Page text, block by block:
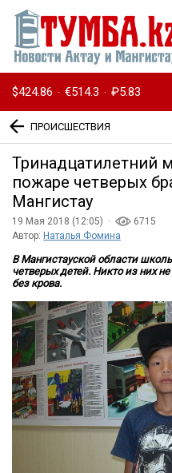
$424.86 · €514.3 · ₽5.83
ПРОИСШЕСТВИЯ
Тринадцатилетний
пожаре четверых
Мангистау
19 Мая 2018 (12:05) ·
6715
Автор: Наталья Фомина
В Мангистауской области
четверых детей. Никто из них
без крова.